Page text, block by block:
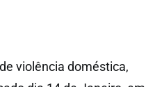
violência doméstica,